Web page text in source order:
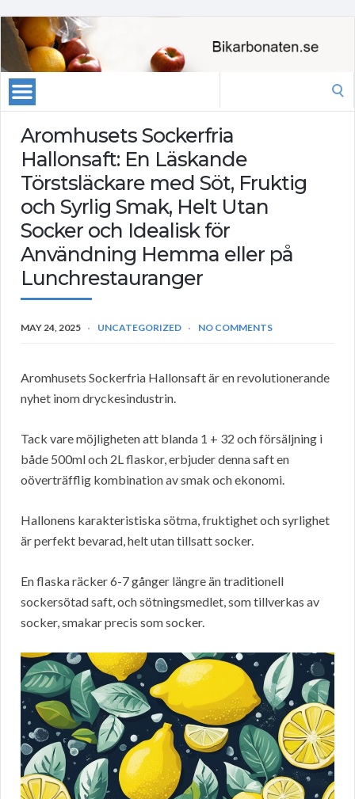
Aromhusets Sockerfria
Hallonsaft: En Läskande
Törstsläckare med Söt, Fruktig
och Syrlig Smak, Helt Utan
Socker och Idealisk för
Användning Hemma eller på
Lunchrestauranger
MAY 24, 2025 UNCATEGORIZED NO COMMENTS
Aromhusets Sockerfria Hallonsaft är en revolutionerande
nyhet inom dryckesindustrin.
Tack vare möjligheten att blanda 1 + 32 och försäljning i
både 500ml och 2L flaskor, erbjuder denna saft en
oöverträfflig kombination av smak och ekonomi.
Hallonens karakteristiska sötma, fruktighet och syrlighet
är perfekt bevarad, helt utan tillsatt socker.
En flaska räcker 6-7 gånger längre än traditionell
sockersötad saft, och sötningsmedlet, som tillverkas av
socker, smakar precis som socker.